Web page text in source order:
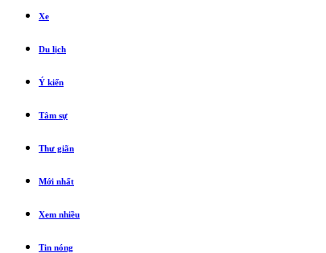
Xe
Du lịch
Ý kiến
Tâm sự
Thư giãn
Mới nhất
Xem nhiều
Tin nóng